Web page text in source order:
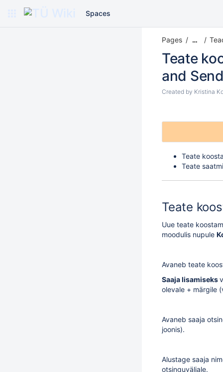
Spaces
Pages …
Teate
and
Created by Kristina
Teate
Teate
Teate
Uue teate
moodulis nupule
Avaneb teate
Saaja lisamiseks
olevale + märgile
Avaneb saaja
joonis).
Alustage saaja
otsinguväljale.